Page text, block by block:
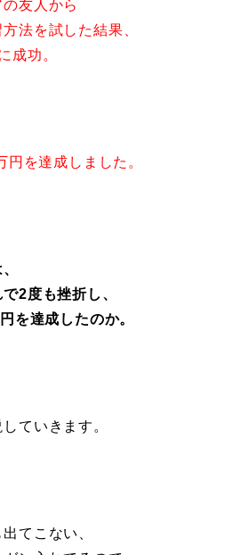
友人から
法を試した結果、
成功。
を達成しました。
2度も挫折し、
を達成したのか。
ていきます。
てこない、